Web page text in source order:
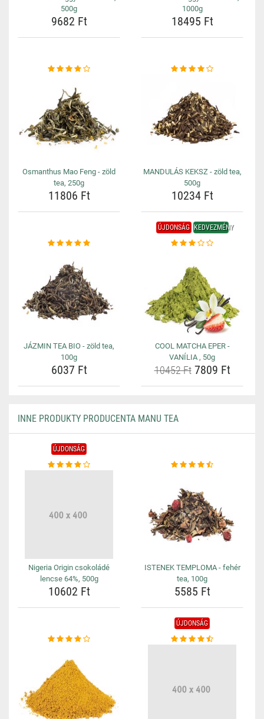
500g
9682 Ft
1000g
18495 Ft
Osmanthus Mao Feng - zöld
tea, 250g
11806 Ft
MANDULÁS KEKSZ - zöld tea,
500g
10234 Ft
JÁZMIN TEA BIO - zöld tea,
100g
6037 Ft
ÚJDONSÁG KEDVEZMÉNY
COOL MATCHA EPER -
VANÍLIA , 50g
10452 Ft7809 Ft
INNE PRODUKTY PRODUCENTA MANU TEA
ÚJDONSÁG
Nigeria Origin csokoládé
lencse 64%, 500g
10602 Ft
ISTENEK TEMPLOMA - fehér
tea, 100g
5585 Ft
ÚJDONSÁG